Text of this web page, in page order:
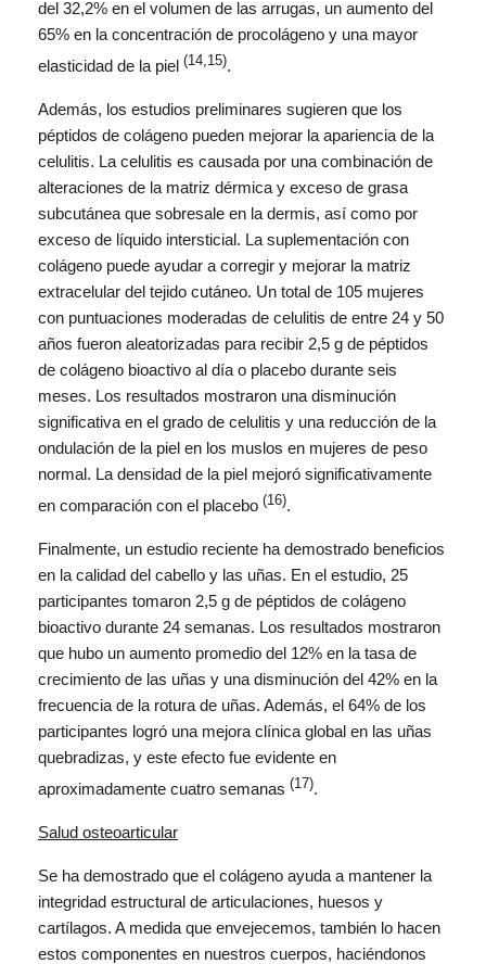
del 32,2% en el volumen de las arrugas, un aumento del
65% en la concentración de procolágeno y una mayor
elasticidad de la piel (14,15).
Además, los estudios preliminares sugieren que los
péptidos de colágeno pueden mejorar la apariencia de la
celulitis. La celulitis es causada por una combinación de
alteraciones de la matriz dérmica y exceso de grasa
subcutánea que sobresale en la dermis, así como por
exceso de líquido intersticial. La suplementación con
colágeno puede ayudar a corregir y mejorar la matriz
extracelular del tejido cutáneo. Un total de 105 mujeres
con puntuaciones moderadas de celulitis de entre 24 y 50
años fueron aleatorizadas para recibir 2,5 g de péptidos
de colágeno bioactivo al día o placebo durante seis
meses. Los resultados mostraron una disminución
significativa en el grado de celulitis y una reducción de la
ondulación de la piel en los muslos en mujeres de peso
normal. La densidad de la piel mejoró significativamente
en comparación con el placebo (16).
Finalmente, un estudio reciente ha demostrado beneficios
en la calidad del cabello y las uñas. En el estudio, 25
participantes tomaron 2,5 g de péptidos de colágeno
bioactivo durante 24 semanas. Los resultados mostraron
que hubo un aumento promedio del 12% en la tasa de
crecimiento de las uñas y una disminución del 42% en la
frecuencia de la rotura de uñas. Además, el 64% de los
participantes logró una mejora clínica global en las uñas
quebradizas, y este efecto fue evidente en
aproximadamente cuatro semanas (17).
Salud osteoarticular
Se ha demostrado que el colágeno ayuda a mantener la
integridad estructural de articulaciones, huesos y
cartílagos. A medida que envejecemos, también lo hacen
estos componentes en nuestros cuerpos, haciéndonos